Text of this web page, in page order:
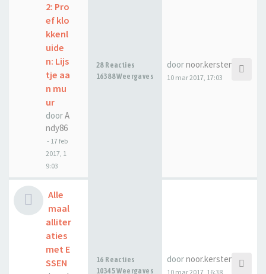
2: Pro
ef klo
kkenl
uide
n: Lijs
tje aa
n mu
ur
doorA
ndy86
- 17 feb
2017, 1
9:03
28 Reacties
16388 Weergaves
doornoor.kerstens
10 mar 2017, 17:03
Alle
maal
alliter
aties
met E
SSEN
16 Reacties
10345 Weergaves
doornoor.kerstens
10 mar 2017, 16:38